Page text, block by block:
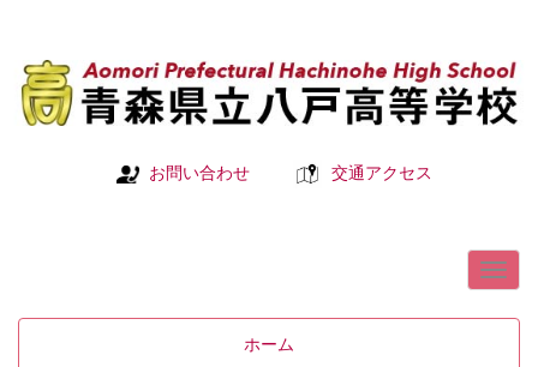
お問い合わせ 交通アクセス
ホーム